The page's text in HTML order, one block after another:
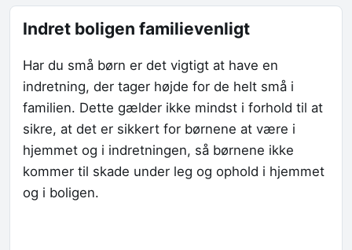
Indret boligen familievenligt
Har du små børn er det vigtigt at have en
indretning, der tager højde for de helt små i
familien. Dette gælder ikke mindst i forhold til at
sikre, at det er sikkert for børnene at være i
hjemmet og i indretningen, så børnene ikke
kommer til skade under leg og ophold i hjemmet
og i boligen.